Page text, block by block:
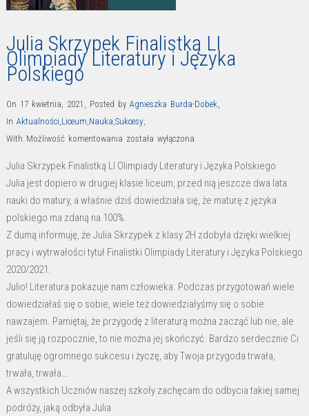
Julia Skrzypek Finalistką LI
Olimpiady Literatury i Języka
Polskiego
On 17 kwietnia, 2021 , Posted by Agnieszka Burda-Dobek,
In Aktualności,Liceum,Nauka,Sukcesy,
With Możliwość komentowania Julia
Finalistką
LI
Olimpiady
Literatury
i
Języka
została wyłączona
Julia Skrzypek Finalistką LI Olimpiady Literatury i Języka Polskiego
Julia jest dopiero w drugiej klasie liceum, przed nią jeszcze dwa lata
nauki do matury, a właśnie dziś dowiedziała się, że maturę z języka
polskiego ma zdaną na 100%.
Z dumą informuję, że Julia Skrzypek z klasy 2H zdobyła dzięki wielkiej
pracy i wytrwałości tytuł Finalistki Olimpiady Literatury i Języka Polskiego
2020/2021.
Julio! Literatura pokazuje nam człowieka. Podczas przygotowań wiele
dowiedziałaś się o sobie, wiele też dowiedziałyśmy się o sobie
nawzajem. Pamiętaj, że przygodę z literaturą można zacząć lub nie, ale
jeśli się ją rozpocznie, to nie można jej skończyć. Bardzo serdecznie Ci
gratuluję ogromnego sukcesu i życzę, aby Twoja przygoda trwała,
trwała, trwała….
A wszystkich Uczniów naszej szkoły zachęcam do odbycia takiej samej
podróży, jaką odbyła Julia.